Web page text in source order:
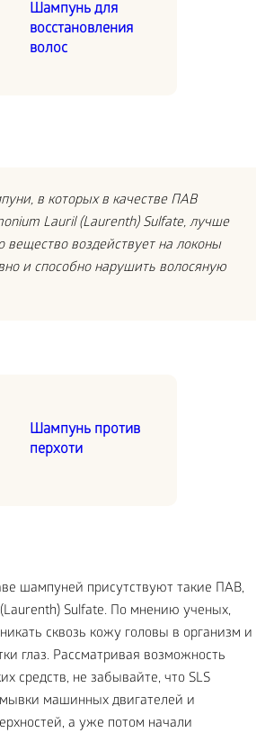
Шампунь для
восстановления
волос
в которых в качестве ПАВ
Lauril (Laurenth) Sulfate, лучше
вещество воздействует на локоны
и способно нарушить волосяную
Шампунь против
перхоти
шампуней присутствуют такие ПАВ,
Sulfate. По мнению ученых,
сквозь кожу головы в организм и
глаз. Рассматривая возможность
средств, не забывайте, что SLS
машинных двигателей и
а уже потом начали